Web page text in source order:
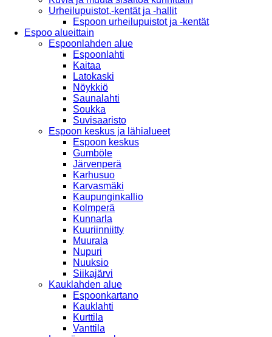
Urheilupuistot,-kentät ja -hallit
Espoon urheilupuistot ja -kentät
Espoo alueittain
Espoonlahden alue
Espoonlahti
Kaitaa
Latokaski
Nöykkiö
Saunalahti
Soukka
Suvisaaristo
Espoon keskus ja lähialueet
Espoon keskus
Gumböle
Järvenperä
Karhusuo
Karvasmäki
Kaupunginkallio
Kolmperä
Kunnarla
Kuuriinniitty
Muurala
Nupuri
Nuuksio
Siikajärvi
Kauklahden alue
Espoonkartano
Kauklahti
Kurttila
Vanttila